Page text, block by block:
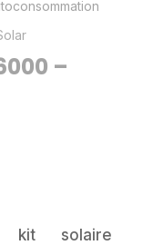
–
kit solaire